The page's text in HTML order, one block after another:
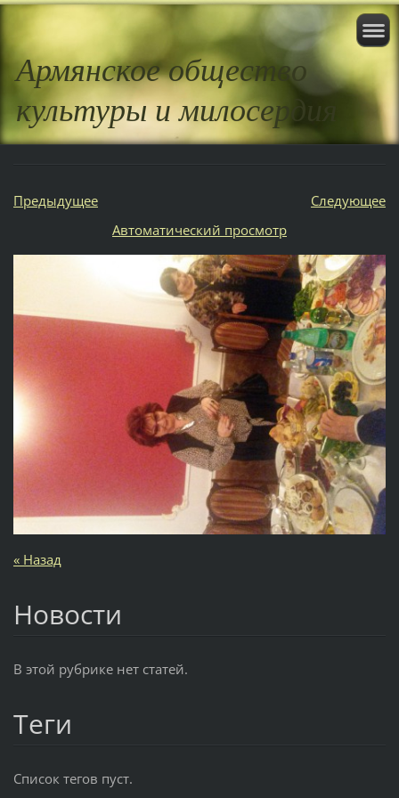
Армянское общество
культуры и милосердия
Предыдущее
Следующее
Aвтоматический просмотр
« Назад
Новости
В этой рубрике нет статей.
Теги
Список тегов пуст.